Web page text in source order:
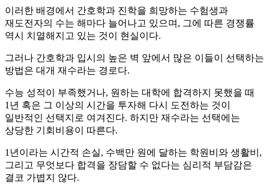
이러한 배경에서 간호학과 진학을 희망하는 수험생과
재도전자의 수는 해마다 늘어나고 있으며, 그에 따른 경쟁률
역시 치열해지고 있는 것이 현실이다.
그러나 간호학과 입시의 높은 벽 앞에서 많은 이들이 선택하는
방법은 대개 재수라는 경로다.
수능 성적이 부족했거나, 원하는 대학에 합격하지 못했을 때
1년 혹은 그 이상의 시간을 투자해 다시 도전하는 것이
일반적인 선택지로 여겨진다. 하지만 재수라는 선택에는
상당한 기회비용이 따른다.
1년이라는 시간적 손실, 수백만 원에 달하는 학원비와 생활비,
그리고 무엇보다 합격을 장담할 수 없다는 심리적 부담감은
결코 가볍지 않다.